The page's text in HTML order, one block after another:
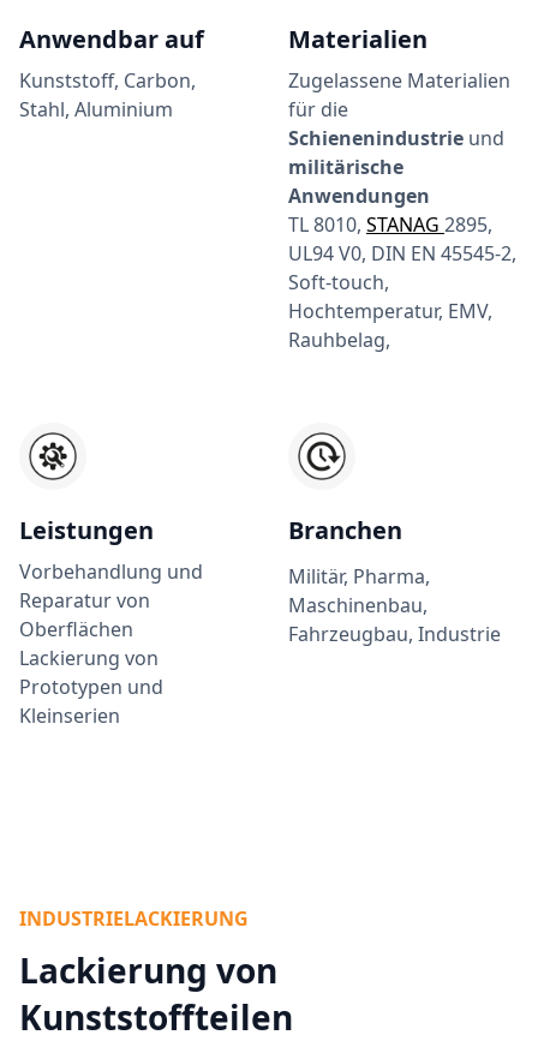
Anwendbar auf
Kunststoff, Carbon,
Stahl, Aluminium
Materialien
Zugelassene Materialien
für die
Schienenindustrie und
militärische
Anwendungen
TL 8010, STANAG 2895,
UL94 V0, DIN EN 45545-2,
Soft-touch,
Hochtemperatur, EMV,
Rauhbelag,
Leistungen
Vorbehandlung und
Reparatur von
Oberflächen
Lackierung von
Prototypen und
Kleinserien
Branchen
Militär, Pharma,
Maschinenbau,
Fahrzeugbau, Industrie
INDUSTRIELACKIERUNG
Lackierung von
Kunststoffteilen